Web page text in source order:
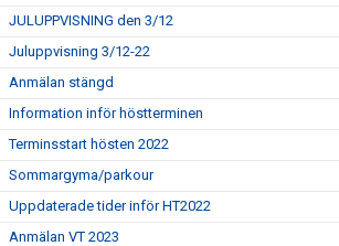
JULUPPVISNING den 3/12
Juluppvisning 3/12-22
Anmälan stängd
Information inför höstterminen
Terminsstart hösten 2022
Sommargyma/parkour
Uppdaterade tider inför HT2022
Anmälan VT 2023